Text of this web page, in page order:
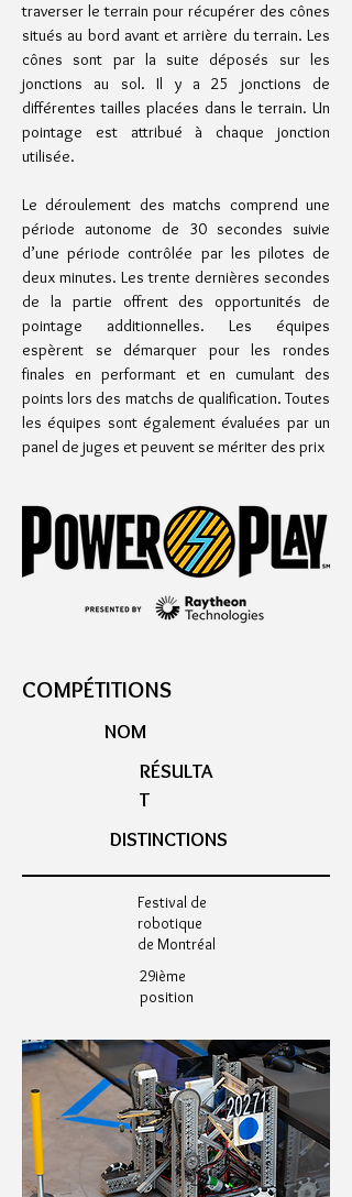
traverser le terrain pour récupérer des cônes
situés au bord avant et arrière du terrain. Les
cônes sont par la suite déposés sur les
jonctions au sol. Il y a 25 jonctions de
différentes tailles placées dans le terrain. Un
pointage est attribué à chaque jonction
utilisée.
Le déroulement des matchs comprend une
période autonome de 30 secondes suivie
d’une période contrôlée par les pilotes de
deux minutes. Les trente dernières secondes
de la partie offrent des opportunités de
pointage additionnelles. Les équipes
espèrent se démarquer pour les rondes
finales en performant et en cumulant des
points lors des matchs de qualification. Toutes
les équipes sont également évaluées par un
panel de juges et peuvent se mériter des prix
COMPÉTITIONS
NOM
RÉSULTA
T
DISTINCTIONS
Festival de
robotique
de Montréal
29ième
position